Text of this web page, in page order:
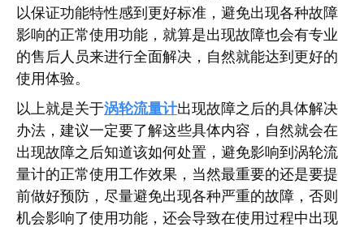
以保证功能特性感到更好标准，避免出现各种故障
影响的正常使用功能，就算是出现故障也会有专业
的售后人员来进行全面解决，自然就能达到更好的
使用体验。
以上就是关于涡轮流量计出现故障之后的具体解决
办法，建议一定要了解这些具体内容，自然就会在
出现故障之后知道该如何处置，避免影响到涡轮流
量计的正常使用工作效果，当然最重要的还是要提
前做好预防，尽量避免出现各种严重的故障，否则
机会影响了使用功能，还会导致在使用过程中出现